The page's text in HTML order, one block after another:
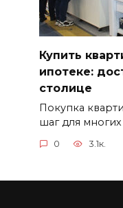
Купить
ипотеке:
столице
Покупка
шаг для
0 3.1к.